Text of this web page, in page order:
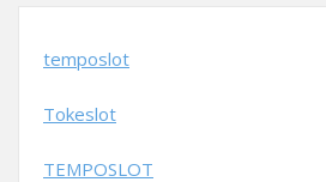
temposlot
Tokeslot
TEMPOSLOT